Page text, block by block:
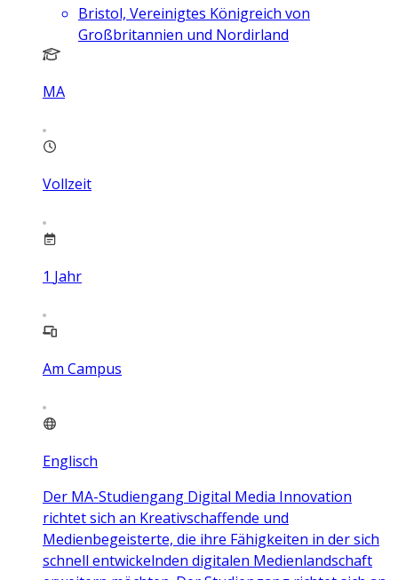
Bristol, Vereinigtes Königreich von
Großbritannien und Nordirland
MA
Vollzeit
1 Jahr
Am Campus
Englisch
Der MA-Studiengang Digital Media Innovation
richtet sich an Kreativschaffende und
Medienbegeisterte, die ihre Fähigkeiten in der sich
schnell entwickelnden digitalen Medienlandschaft